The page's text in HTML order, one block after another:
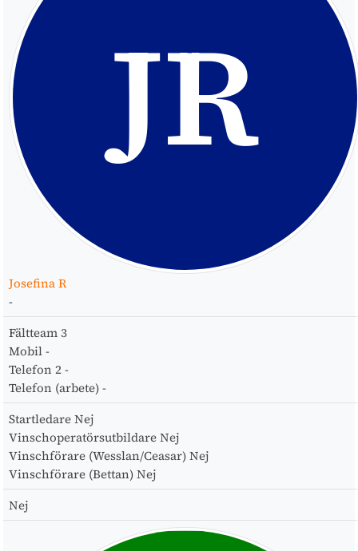
JR
Josefina R
-
Fältteam 3
Mobil -
Telefon 2 -
Telefon (arbete) -
Startledare Nej
Vinschoperatörsutbildare Nej
Vinschförare (Wesslan/Ceasar) Nej
Vinschförare (Bettan) Nej
Nej